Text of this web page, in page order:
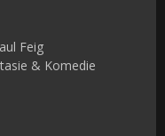
Feig
& Komedie